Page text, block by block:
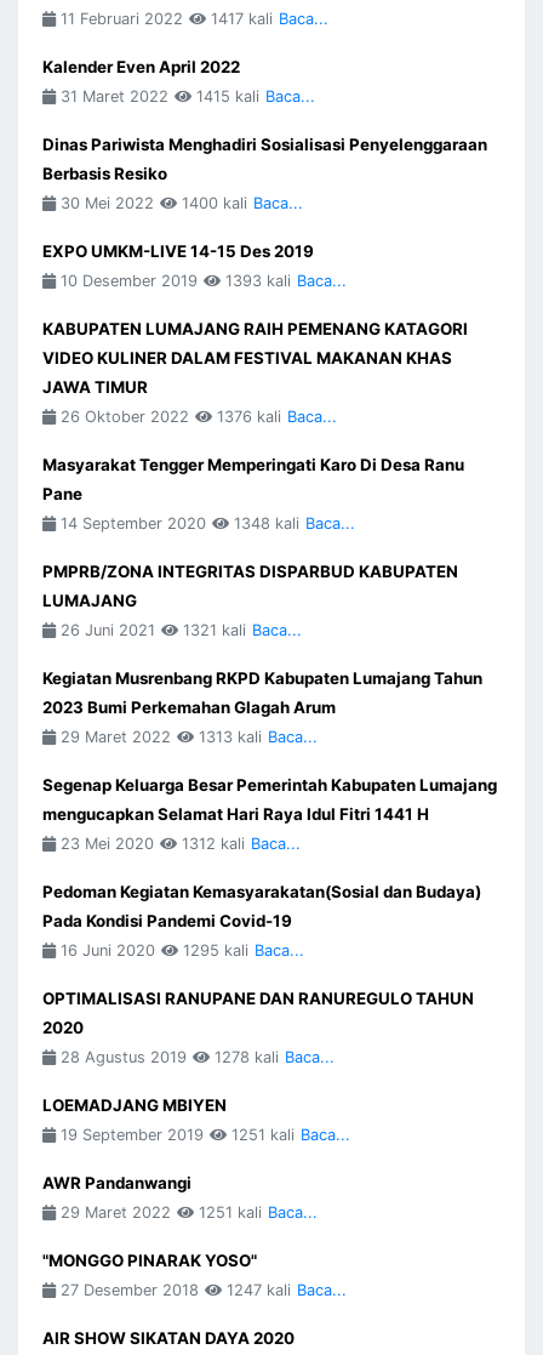
11 Februari 2022 1417 kali Baca...
Kalender Even April 2022
31 Maret 2022 1415 kali Baca...
Dinas Pariwista Menghadiri Sosialisasi Penyelenggaraan
Berbasis Resiko
30 Mei 2022 1400 kali Baca...
EXPO UMKM-LIVE 14-15 Des 2019
10 Desember 2019 1393 kali Baca...
KABUPATEN LUMAJANG RAIH PEMENANG KATAGORI
VIDEO KULINER DALAM FESTIVAL MAKANAN KHAS
JAWA TIMUR
26 Oktober 2022 1376 kali Baca...
Masyarakat Tengger Memperingati Karo Di Desa Ranu
Pane
14 September 2020 1348 kali Baca...
PMPRB/ZONA INTEGRITAS DISPARBUD KABUPATEN
LUMAJANG
26 Juni 2021 1321 kali Baca...
Kegiatan Musrenbang RKPD Kabupaten Lumajang Tahun
2023 Bumi Perkemahan Glagah Arum
29 Maret 2022 1313 kali Baca...
Segenap Keluarga Besar Pemerintah Kabupaten Lumajang
mengucapkan Selamat Hari Raya Idul Fitri 1441 H
23 Mei 2020 1312 kali Baca...
Pedoman Kegiatan Kemasyarakatan(Sosial dan Budaya)
Pada Kondisi Pandemi Covid-19
16 Juni 2020 1295 kali Baca...
OPTIMALISASI RANUPANE DAN RANUREGULO TAHUN
2020
28 Agustus 2019 1278 kali Baca...
LOEMADJANG MBIYEN
19 September 2019 1251 kali Baca...
AWR Pandanwangi
29 Maret 2022 1251 kali Baca...
"MONGGO PINARAK YOSO"
27 Desember 2018 1247 kali Baca...
AIR SHOW SIKATAN DAYA 2020